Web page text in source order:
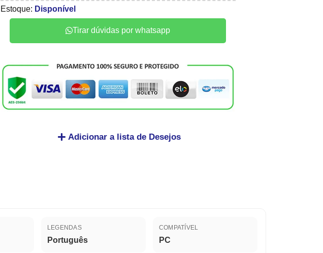
Estoque: Disponível
Tirar dúvidas por whatsapp
Adicionar a lista de Desejos
LEGENDAS
Português
COMPATÍVEL
PC